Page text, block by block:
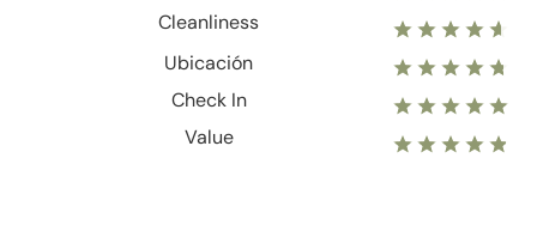
Cleanliness
Ubicación
Check In
Value